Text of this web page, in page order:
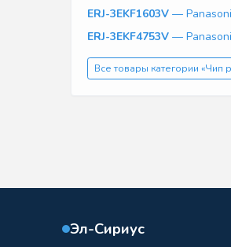
ERJ-3EKF1603V —
ERJ-3EKF4753V —
Все товары категории «Чип
Эл-Сириус